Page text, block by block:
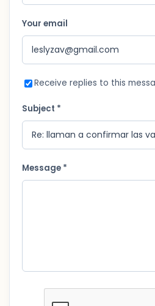
Your email
Receive replies to this
Subject *
Message *